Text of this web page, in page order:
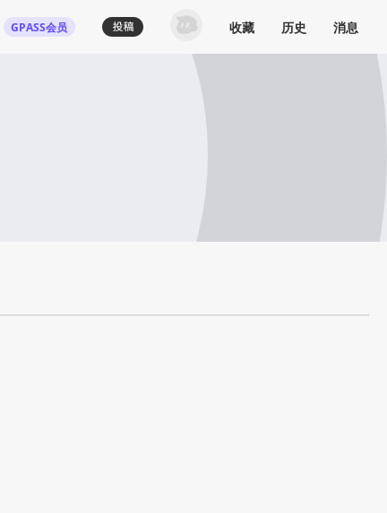
GPASS会员 收藏 历史 消息